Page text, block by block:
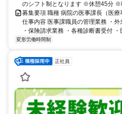
のシフト制となります ※休憩45分 ※
募集要項 職種 病院の医事課長（医
仕事内容 医事課職員の管理業務 ・
・保険請求業務 ・各種診断書受付
変形労働時間制
正社員